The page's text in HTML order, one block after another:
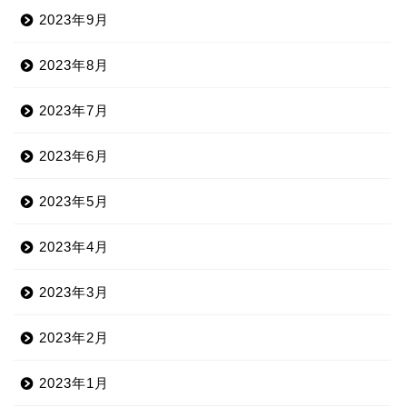
2023年9月
2023年8月
2023年7月
2023年6月
2023年5月
2023年4月
2023年3月
2023年2月
2023年1月